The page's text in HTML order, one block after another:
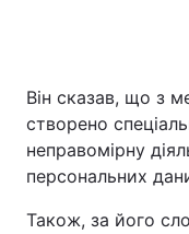
Він сказав, що з
створено
неправомірну
персональних
Також, за його